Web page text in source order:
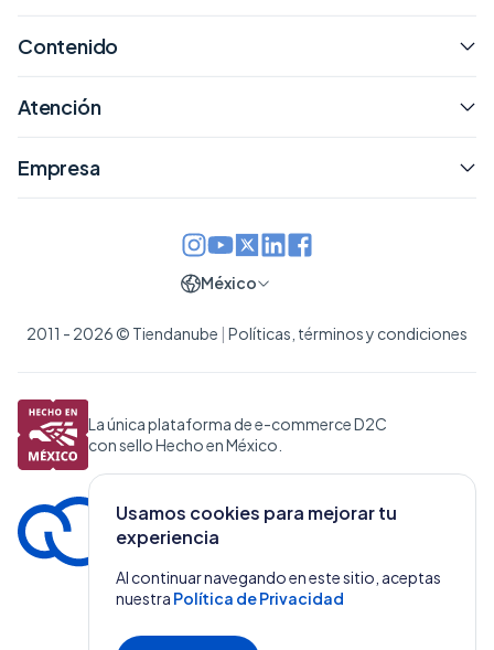
Usamos cookies para mejorar tu
experiencia
Al continuar navegando en este sitio, aceptas
nuestra Política de Privacidad
Contenido
Atención
Empresa
2011 - 2026 © Tiendanube Políticas, términos y condiciones
México
La única plataforma de e-commerce D2C
con sello Hecho en México.